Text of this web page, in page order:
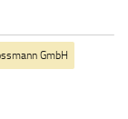
GmbH